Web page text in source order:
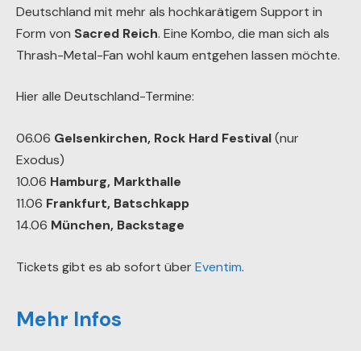
Deutschland mit mehr als hochkarätigem Support in
Form von Sacred Reich. Eine Kombo, die man sich als
Thrash-Metal-Fan wohl kaum entgehen lassen möchte.
Hier alle Deutschland-Termine:
06.06 Gelsenkirchen, Rock Hard Festival(nur
Exodus)
10.06 Hamburg, Markthalle
11.06 Frankfurt, Batschkapp
14.06 München, Backstage
Tickets gibt es ab sofort überEventim.
Mehr Infos